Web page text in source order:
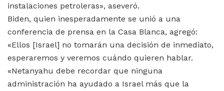
instalaciones petroleras», aseveró.
Biden, quien inesperadamente se unió a una
conferencia de prensa en la Casa Blanca, agregó:
«Ellos [Israel] no tomarán una decisión de inmediato,
esperaremos y veremos cuándo quieren hablar.
«Netanyahu debe recordar que ninguna
administración ha ayudado a Israel más que la